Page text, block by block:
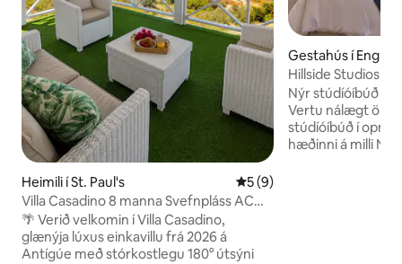
Heimili í St. Paul's 5 af 5 í meðaleinkunn, 9
5 (9)
Villa Casadino 8 manna Svefnpláss AC
Wi-Fi Útsýni yfir hafið
🌴 Verið velkomin í Villa Casadino,
glænýja lúxus einkavillu frá 2026 á
Antígúe með stórkostlegu 180° útsýni
Gestahús í
Hillside Studios #2
Nýr stúdíóíbúð
Vertu nálægt öllu!
stúdíóíbúð í opnu
hæðinni á milli